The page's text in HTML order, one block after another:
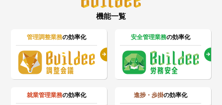
機能一覧
管理調整業務の効率化 安全管理業務の効率化
就業管理業務の効率化 進捗・歩掛の効率化